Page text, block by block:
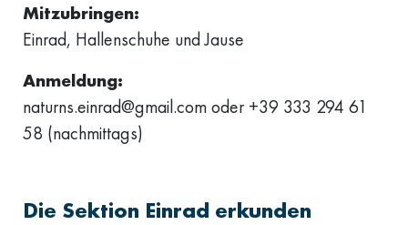
Mitzubringen:
Einrad, Hallenschuhe und Jause
Anmeldung:
naturns.einrad@gmail.com oder +39 333 294 61
58 (nachmittags)
Die Sektion Einrad erkunden